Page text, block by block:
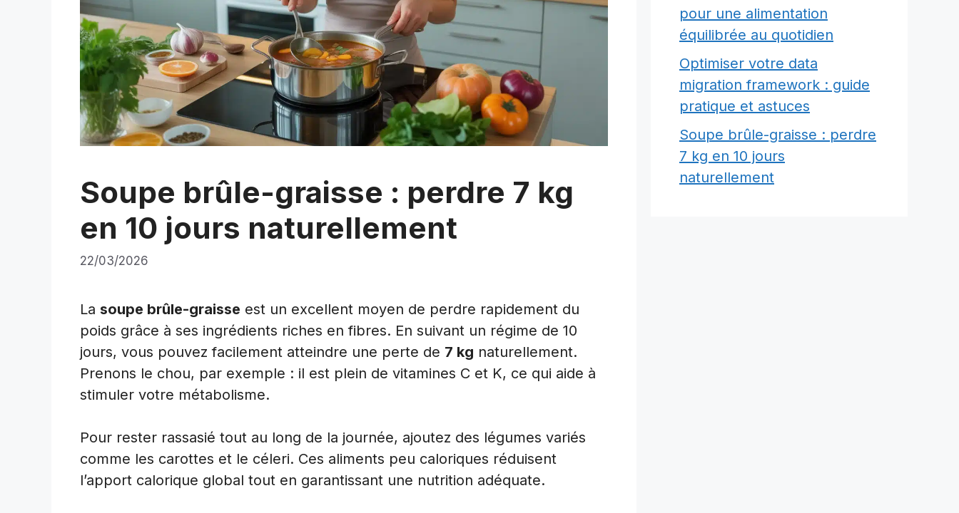
Soupe brûle-graisse : perdre 7 kg
en 10 jours naturellement
22/03/2026
La soupe brûle-graisse est un excellent moyen de perdre rapidement du
poids grâce à ses ingrédients riches en fibres. En suivant un régime de 10
jours, vous pouvez facilement atteindre une perte de 7 kg naturellement.
Prenons le chou, par exemple : il est plein de vitamines C et K, ce qui aide à
stimuler votre métabolisme.
Pour rester rassasié tout au long de la journée, ajoutez des légumes variés
comme les carottes et le céleri. Ces aliments peu caloriques réduisent
l’apport calorique global tout en garantissant une nutrition adéquate.
pour une alimentation
équilibrée au quotidien
Optimiser votre data
migration framework : guide
pratique et astuces
Soupe brûle-graisse : perdre
7 kg en 10 jours
naturellement